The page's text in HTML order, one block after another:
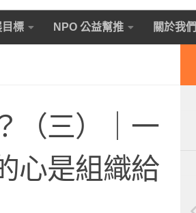
標 NPO 公益幫推 關於我們
（三）｜一
心是組織給